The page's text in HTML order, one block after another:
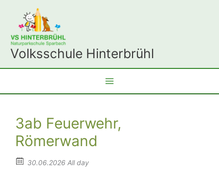
springen
Volksschule Hinterbrühl
3ab Feuerwehr,
Römerwand
30.06.2026 All day